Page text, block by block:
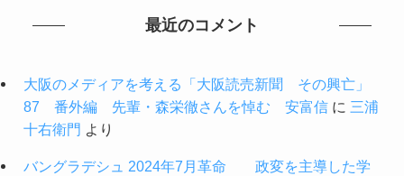
最近のコメント
大阪のメディアを考える「大阪読売新聞 その興亡」
87 番外編 先輩・森栄徹さんを悼む 安富信に 三浦
十右衛門 より
バングラデシュ 2024年7月革命 政変を主導した学